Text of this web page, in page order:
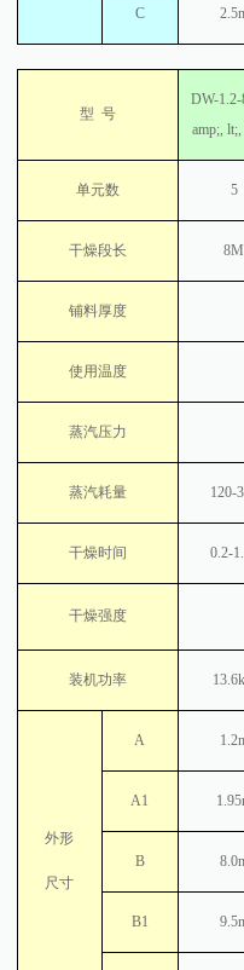
C
型 号
DW-
amp;,
单元数 5
干燥段长 8M
铺料厚度
使用温度
蒸汽压力
蒸汽耗量 120-
干燥时间 0.2-
干燥强度
装机功率
外形
尺寸
A
A1
B
B1